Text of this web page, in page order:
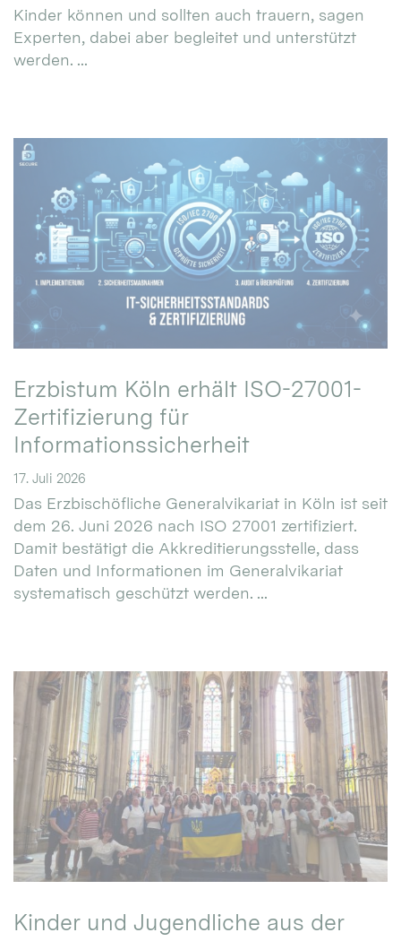
Kinder können und sollten auch trauern, sagen
Experten, dabei aber begleitet und unterstützt
werden. ...
Erzbistum Köln erhält ISO-27001-
Zertifizierung für
Informationssicherheit
17. Juli 2026
Das Erzbischöfliche Generalvikariat in Köln ist seit
dem 26. Juni 2026 nach ISO 27001 zertifiziert.
Damit bestätigt die Akkreditierungsstelle, dass
Daten und Informationen im Generalvikariat
systematisch geschützt werden. ...
Kinder und Jugendliche aus der